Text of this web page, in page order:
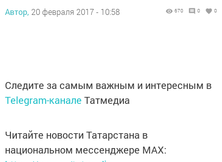
Автор, 20 февраля 2017 - 10:58 670 0 0
Следите за самым важным и интересным в
Telegram-канале Татмедиа
Читайте новости Татарстана в
национальном мессенджере MАХ: